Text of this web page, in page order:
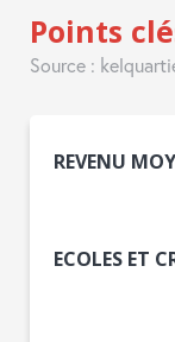
Points
Source :
REVENU
ECOLES ET